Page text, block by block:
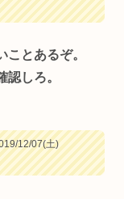
とあるぞ。
しろ。
12/07(土)